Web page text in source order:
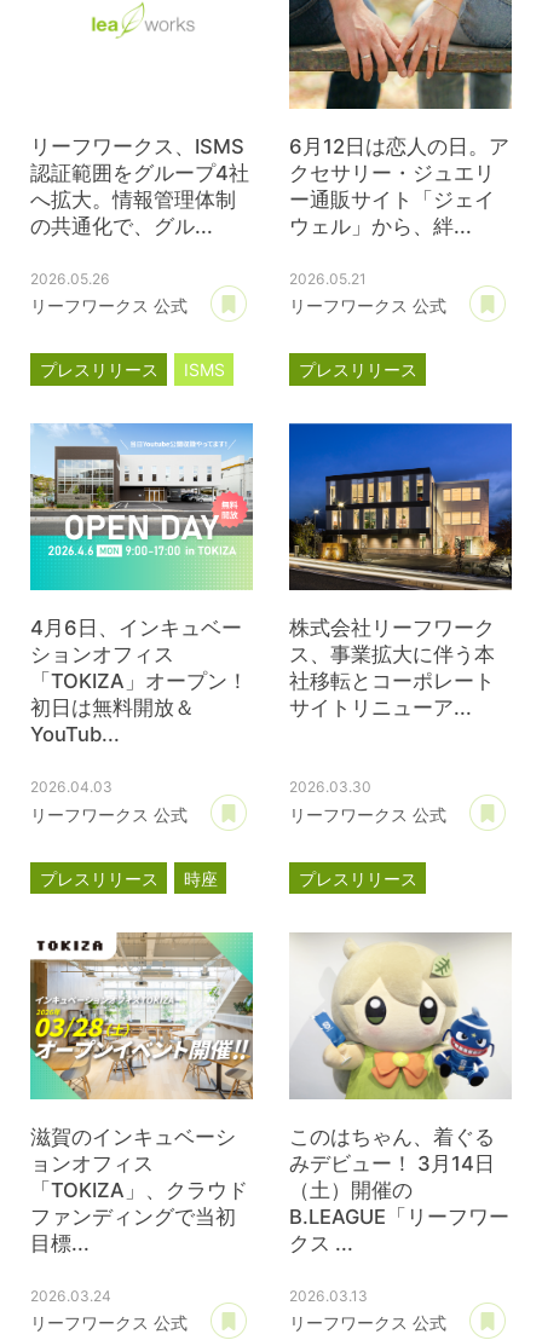
リーフワークス、ISMS
認証範囲をグループ4社
へ拡大。情報管理体制
の共通化で、グル...
2026.05.26
リーフワークス 公式
あとで読む
プレスリリース ISMS
6月12日は恋人の日。ア
クセサリー・ジュエリ
ー通販サイト「ジェイ
ウェル」から、絆...
2026.05.21
リーフワークス 公式
プレスリリース
4月6日、インキュベー
ションオフィス
「TOKIZA」オープン！
初日は無料開放＆
YouTub...
2026.04.03
リーフワークス 公式
あとで読む
プレスリリース
時座
インキュベーション
株式会社リーフワーク
ス、事業拡大に伴う本
社移転とコーポレート
サイトリニューア...
2026.03.30
リーフワークス 公式
プレスリリース
滋賀のインキュベーシ
ョンオフィス
「TOKIZA」、クラウド
ファンディングで当初
目標...
2026.03.24
リーフワークス 公式
あとで読む
このはちゃん、着ぐる
みデビュー！ 3月14日
（土）開催の
B.LEAGUE「リーフワー
クス ...
2026.03.13
リーフワークス 公式